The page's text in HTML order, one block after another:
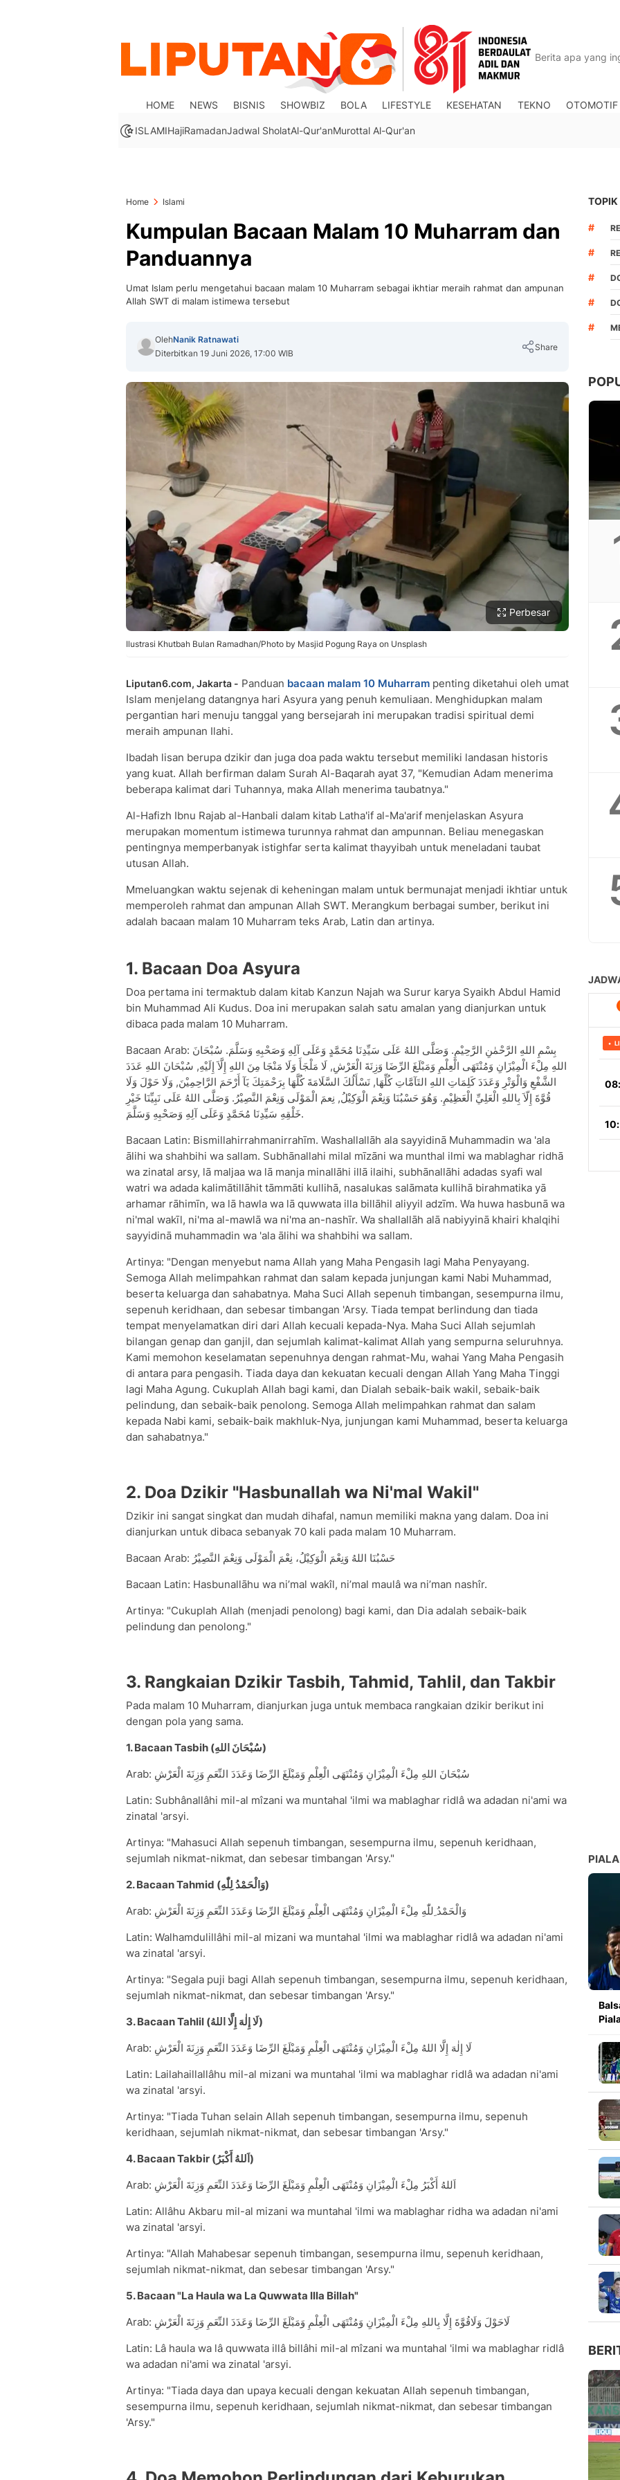
HOME NEWS BISNIS SHOWBIZ BOLA LIFESTYLE KESEHATAN TEKNO OTOMOTIF
ISLAMIHajiRamadanJadwal SholatAl-Qur'anMurottal Al-Qur'an
Home Islami
Kumpulan Bacaan Malam 10 Muharram dan
Panduannya
Umat Islam perlu mengetahui bacaan malam 10 Muharram sebagai ikhtiar meraih rahmat dan ampunan
Allah SWT di malam istimewa tersebut
OlehNanik Ratnawati
Diterbitkan 19 Juni 2026, 17:00 WIB
Share
Copy Link
Perbesar
Ilustrasi Khutbah Bulan Ramadhan/Photo by Masjid Pogung Raya on Unsplash
Liputan6.com, Jakarta - Panduan bacaan malam 10 Muharram penting diketahui oleh umat
Islam menjelang datangnya hari Asyura yang penuh kemuliaan. Menghidupkan malam
pergantian hari menuju tanggal yang bersejarah ini merupakan tradisi spiritual demi
meraih ampunan Ilahi.
Ibadah lisan berupa dzikir dan juga doa pada waktu tersebut memiliki landasan historis
yang kuat. Allah berfirman dalam Surah Al-Baqarah ayat 37, "Kemudian Adam menerima
beberapa kalimat dari Tuhannya, maka Allah menerima taubatnya."
Al-Hafizh Ibnu Rajab al-Hanbali dalam kitab Latha'if al-Ma'arif menjelaskan Asyura
merupakan momentum istimewa turunnya rahmat dan ampunnan. Beliau menegaskan
pentingnya memperbanyak istighfar serta kalimat thayyibah untuk meneladani taubat
utusan Allah.
Mmeluangkan waktu sejenak di keheningan malam untuk bermunajat menjadi ikhtiar untuk
memperoleh rahmat dan ampunan Allah SWT. Merangkum berbagai sumber, berikut ini
adalah bacaan malam 10 Muharram teks Arab, Latin dan artinya.
1. Bacaan Doa Asyura
Doa pertama ini termaktub dalam kitab Kanzun Najah wa Surur karya Syaikh Abdul Hamid
bin Muhammad Ali Kudus. Doa ini merupakan salah satu amalan yang dianjurkan untuk
dibaca pada malam 10 Muharram.
Bacaan Arab: بِسْمِ اللهِ الرَّحْمٰنِ الرَّحِيْمِ. وَصَلَّى اللهُ عَلَى سَيِّدِنَا مُحَمَّدٍ وَعَلَى آلِهِ وَصَحْبِهِ وَسَلَّمَ. سُبْحَانَ
اللهِ مِلْءَ الْمِيْزَانِ وَمُنْتَهَى الْعِلْمِ وَمَبْلَغَ الرِّضَا وَزِنَةَ الْعَرْشِ, لَا مَلْجَأَ وَلَا مَنْجَا مِنَ اللهِ إِلَّاَ إِلَيْهِ, سُبْحَانَ اللهِ عَدَدَ
الشَّفْعِ وَالْوَتْرِ وَعَدَدَ كَلِمَاتِ اللهِ التَآمَّاتِ كُلِّهَا, نَسْأَلُكَ السَّلَامَةَ كُلَّهَا بِرَحْمَتِكَ يَآ أَرْحَمَ الرَّاحِمِيْنَ, وَلَا حَوْلَ وَلَا
قُوَّةَ إِلّاَ بِاللهِ الْعَلِيِّ الْعَظِيْمِ. وَهُوَ حَسْبُنَا وَنِعْمَ الْوَكِيْلُ, نِعمَ الْمَوْلَى وَنِعْمَ النَّصِيْرُ. وَصَلَّى اللهُ عَلَى نَبِيِّنَا خَيْرِ
خَلْقِهِ سَيِّدِنَا مُحَمَّدٍ وَعَلَى آلِهِ وَصَحْبِهِ وَسَلَّمَ.
Bacaan Latin: Bismillahirrahmanirrahīm. Washallallāh ala sayyidinā Muhammadin wa 'ala
ālihi wa shahbihi wa sallam. Subhānallahi milal mīzāni wa munthal ilmi wa mablaghar ridhā
wa zinatal arsy, lā maljaa wa lā manja minallāhi illā ilaihi, subhānallāhi adadas syafi wal
watri wa adada kalimātillāhit tāmmāti kullihā, nasalukas salāmata kullihā birahmatika yā
arhamar rāhimīn, wa lā hawla wa lā quwwata illa billāhil aliyyil adzīm. Wa huwa hasbunā wa
ni'mal wakīl, ni'ma al-mawlā wa ni'ma an-nashīr. Wa shallallāh alā nabiyyinā khairi khalqihi
sayyidinā muhammadin wa 'ala ālihi wa shahbihi wa sallam.
Artinya: "Dengan menyebut nama Allah yang Maha Pengasih lagi Maha Penyayang.
Semoga Allah melimpahkan rahmat dan salam kepada junjungan kami Nabi Muhammad,
beserta keluarga dan sahabatnya. Maha Suci Allah sepenuh timbangan, sesempurna ilmu,
sepenuh keridhaan, dan sebesar timbangan 'Arsy. Tiada tempat berlindung dan tiada
tempat menyelamatkan diri dari Allah kecuali kepada-Nya. Maha Suci Allah sejumlah
bilangan genap dan ganjil, dan sejumlah kalimat-kalimat Allah yang sempurna seluruhnya.
Kami memohon keselamatan sepenuhnya dengan rahmat-Mu, wahai Yang Maha Pengasih
di antara para pengasih. Tiada daya dan kekuatan kecuali dengan Allah Yang Maha Tinggi
lagi Maha Agung. Cukuplah Allah bagi kami, dan Dialah sebaik-baik wakil, sebaik-baik
pelindung, dan sebaik-baik penolong. Semoga Allah melimpahkan rahmat dan salam
kepada Nabi kami, sebaik-baik makhluk-Nya, junjungan kami Muhammad, beserta keluarga
dan sahabatnya."
2. Doa Dzikir "Hasbunallah wa Ni'mal Wakil"
Dzikir ini sangat singkat dan mudah dihafal, namun memiliki makna yang dalam. Doa ini
dianjurkan untuk dibaca sebanyak 70 kali pada malam 10 Muharram.
Bacaan Arab: حَسْبُنَا اللهُ وَنِعْمَ الْوَكِيْلُ، نِعْمَ الْمَوْلَى وَنِعْمَ النَّصِيْرُ
Bacaan Latin: Hasbunallāhu wa ni’mal wakîl, ni’mal maulâ wa ni’man nashîr.
Artinya: "Cukuplah Allah (menjadi penolong) bagi kami, dan Dia adalah sebaik-baik
pelindung dan penolong."
3. Rangkaian Dzikir Tasbih, Tahmid, Tahlil, dan Takbir
Pada malam 10 Muharram, dianjurkan juga untuk membaca rangkaian dzikir berikut ini
dengan pola yang sama.
1. Bacaan Tasbih (سُبْحَانَ اللهِ)
Arab: سُبْحَانَ اللهِ مِلْءَ الْمِيْزَانِ وَمُنْتَهَى الْعِلْمِ وَمَبْلَغَ الرِّضَا وَعَدَدَ النِّعَمِ وَزِنَةَ الْعَرْشِ
Latin: Subhânallâhi mil-al mîzani wa muntahal 'ilmi wa mablaghar ridlâ wa adadan ni'ami wa
zinatal 'arsyi.
Artinya: "Mahasuci Allah sepenuh timbangan, sesempurna ilmu, sepenuh keridhaan,
sejumlah nikmat-nikmat, dan sebesar timbangan 'Arsy."
2. Bacaan Tahmid (وَالْحَمْدُ لِلّٰهِ)
Arab: وَالْحَمْدُ ِللّٰهِ مِلْءَ الْمِيْزَانِ وَمُنْتَهَى الْعِلْمِ وَمَبْلَغَ الرِّضَا وَعَدَدَ النِّعَمِ وَزِنَةَ الْعَرْشِ
Latin: Walhamdulillâhi mil-al mizani wa muntahal 'ilmi wa mablaghar ridlâ wa adadan ni'ami
wa zinatal 'arsyi.
Artinya: "Segala puji bagi Allah sepenuh timbangan, sesempurna ilmu, sepenuh keridhaan,
sejumlah nikmat-nikmat, dan sebesar timbangan 'Arsy."
3. Bacaan Tahlil (لَا إِلٰهَ إِلَّا اللهُ)
Arab: لَا إِلٰهَ إِلَّا اللهُ مِلْءَ الْمِيْزَانِ وَمُنْتَهَى الْعِلْمِ وَمَبْلَغَ الرِّضَا وَعَدَدَ النِّعَمِ وَزِنَةَ الْعَرْشِ
Latin: Lailahaillallâhu mil-al mizani wa muntahal 'ilmi wa mablaghar ridlâ wa adadan ni'ami
wa zinatal 'arsyi.
Artinya: "Tiada Tuhan selain Allah sepenuh timbangan, sesempurna ilmu, sepenuh
keridhaan, sejumlah nikmat-nikmat, dan sebesar timbangan 'Arsy."
4. Bacaan Takbir (اَللهُ أَكْبَرُ)
Arab: اَللهُ أَكْبَرُ مِلْءَ الْمِيْزَانِ وَمُنْتَهَى الْعِلْمِ وَمَبْلَغَ الرِّضَا وَعَدَدَ النِّعَمِ وَزِنَةَ الْعَرْشِ
Latin: Allâhu Akbaru mil-al mizani wa muntahal 'ilmi wa mablaghar ridha wa adadan ni'ami
wa zinatal 'arsyi.
Artinya: "Allah Mahabesar sepenuh timbangan, sesempurna ilmu, sepenuh keridhaan,
sejumlah nikmat-nikmat, dan sebesar timbangan 'Arsy."
5. Bacaan "La Haula wa La Quwwata Illa Billah"
Arab: لَاحَوْلَ وَلَاقُوَّةَ إِلَّا بِاللهِ مِلْءَ الْمِيْزَانِ وَمُنْتَهَى الْعِلْمِ وَمَبْلَغَ الرِّضَا وَعَدَدَ النِّعَمِ وَزِنَةَ الْعَرْشِ
Latin: Lâ haula wa lâ quwwata illâ billâhi mil-al mîzani wa muntahal 'ilmi wa mablaghar ridlâ
wa adadan ni'ami wa zinatal 'arsyi.
Artinya: "Tiada daya dan upaya kecuali dengan kekuatan Allah sepenuh timbangan,
sesempurna ilmu, sepenuh keridhaan, sejumlah nikmat-nikmat, dan sebesar timbangan
'Arsy."
TOPIK
#
#
#
#
#